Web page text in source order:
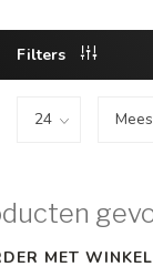
Filters
MET